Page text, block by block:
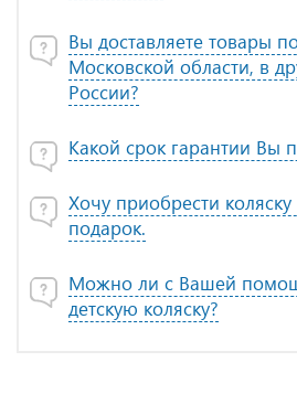
Вы доставляете товары
Московской области, в
России?
Какой срок гарантии Вы
Хочу приобрести
подарок.
Можно ли с Вашей
детскую коляску?